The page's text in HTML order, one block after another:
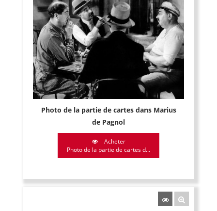
Photo de la partie de cartes dans Marius
de Pagnol
Acheter
Photo de la partie de cartes d...